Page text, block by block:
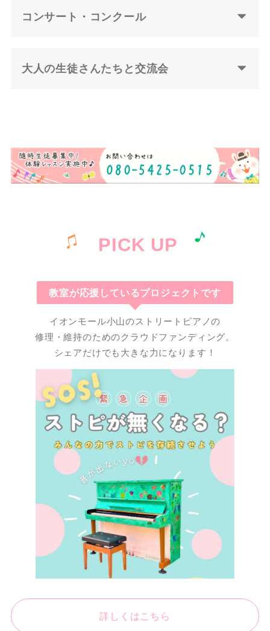
コンサート・コンクール
大人の生徒さんたちと交流会
PICK UP
教室が応援しているプロジェクトです
イオンモール小山のストリートピアノの
修理・維持のためのクラウドファンディング。
シェアだけでも大きな力になります！
詳しくはこちら